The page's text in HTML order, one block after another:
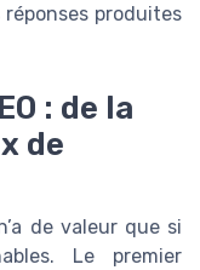
produites
: de la
de
de valeur que si
Le premier